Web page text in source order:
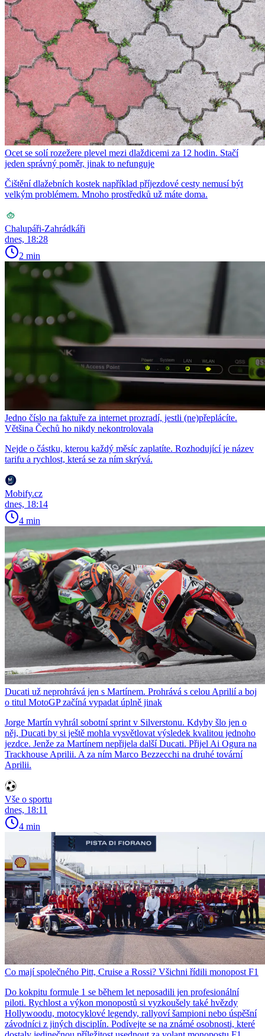
Ocet se solí rozežere plevel mezi dlaždicemi za 12 hodin. Stačí
jeden správný poměr, jinak to nefunguje
Čištění dlažebních kostek například příjezdové cesty nemusí být
velkým problémem. Mnoho prostředků už máte doma.
Chalupáři-Zahrádkáři
dnes, 18:28
2 min
Jedno číslo na faktuře za internet prozradí, jestli (ne)přeplácíte.
Většina Čechů ho nikdy nekontrolovala
Nejde o částku, kterou každý měsíc zaplatíte. Rozhodující je název
tarifu a rychlost, která se za ním skrývá.
Mobify.cz
dnes, 18:14
4 min
Ducati už neprohrává jen s Martínem. Prohrává s celou Aprilií a boj
o titul MotoGP začíná vypadat úplně jinak
Jorge Martín vyhrál sobotní sprint v Silverstonu. Kdyby šlo jen o
něj, Ducati by si ještě mohla vysvětlovat výsledek kvalitou jednoho
jezdce. Jenže za Martínem nepřijela další Ducati. Přijel Ai Ogura na
Trackhouse Aprilii. A za ním Marco Bezzecchi na druhé tovární
Aprilii.
Vše o sportu
dnes, 18:11
4 min
Co mají společného Pitt, Cruise a Rossi? Všichni řídili monopost F1
Do kokpitu formule 1 se během let neposadili jen profesionální
piloti. Rychlost a výkon monopostů si vyzkoušely také hvězdy
Hollywoodu, motocyklové legendy, rallyoví šampioni nebo úspěšní
závodníci z jiných disciplín. Podívejte se na známé osobnosti, které